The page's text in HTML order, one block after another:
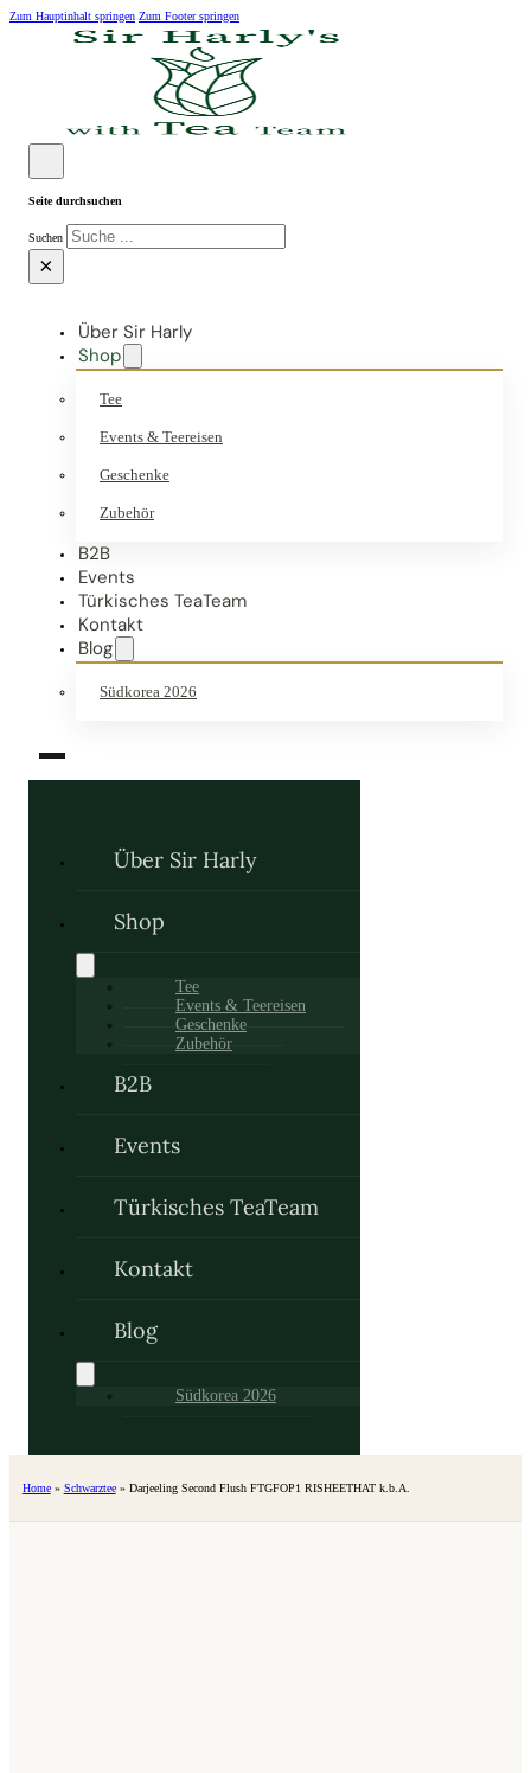
Zum Hauptinhalt springen Zum Footer springen
Seite durchsuchen
Suchen
×
Über Sir Harly
Shop
Tee
Events & Teereisen
Geschenke
Zubehör
B2B
Events
Türkisches TeaTeam
Kontakt
Blog
Südkorea 2026
Über Sir Harly
Shop
Tee
Events & Teereisen
Geschenke
Zubehör
B2B
Events
Türkisches TeaTeam
Kontakt
Blog
Südkorea 2026
Home» Schwarztee» Darjeeling Second Flush FTGFOP1 RISHEETHAT k.b.A.